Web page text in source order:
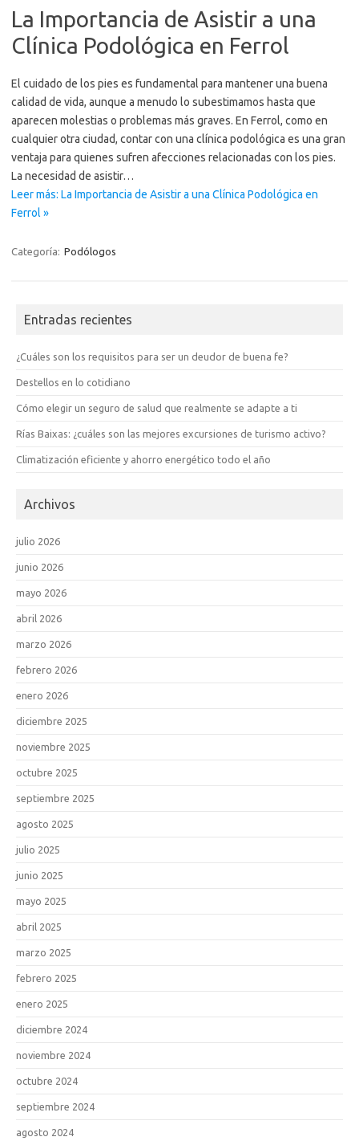
La Importancia de Asistir a una
Clínica Podológica en Ferrol
El cuidado de los pies es fundamental para mantener una buena
calidad de vida, aunque a menudo lo subestimamos hasta que
aparecen molestias o problemas más graves. En Ferrol, como en
cualquier otra ciudad, contar con una clínica podológica es una gran
ventaja para quienes sufren afecciones relacionadas con los pies.
La necesidad de asistir…
Leer más: La Importancia de Asistir a una Clínica Podológica en
Ferrol »
Categoría: Podólogos
Entradas recientes
¿Cuáles son los requisitos para ser un deudor de buena fe?
Destellos en lo cotidiano
Cómo elegir un seguro de salud que realmente se adapte a ti
Rías Baixas: ¿cuáles son las mejores excursiones de turismo activo?
Climatización eficiente y ahorro energético todo el año
Archivos
julio 2026
junio 2026
mayo 2026
abril 2026
marzo 2026
febrero 2026
enero 2026
diciembre 2025
noviembre 2025
octubre 2025
septiembre 2025
agosto 2025
julio 2025
junio 2025
mayo 2025
abril 2025
marzo 2025
febrero 2025
enero 2025
diciembre 2024
noviembre 2024
octubre 2024
septiembre 2024
agosto 2024